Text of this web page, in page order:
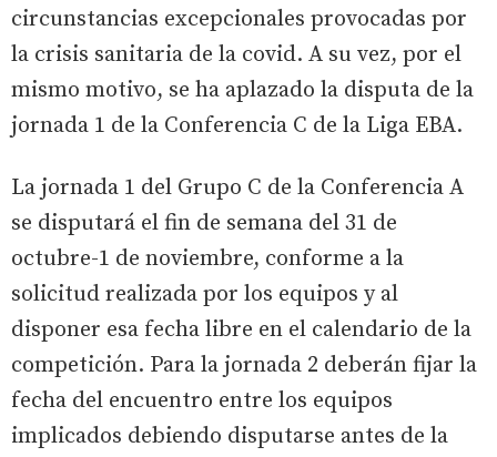
circunstancias excepcionales provocadas por
la crisis sanitaria de la covid. A su vez, por el
mismo motivo, se ha aplazado la disputa de la
jornada 1 de la Conferencia C de la Liga EBA.
La jornada 1 del Grupo C de la Conferencia A
se disputará el fin de semana del 31 de
octubre-1 de noviembre, conforme a la
solicitud realizada por los equipos y al
disponer esa fecha libre en el calendario de la
competición. Para la jornada 2 deberán fijar la
fecha del encuentro entre los equipos
implicados debiendo disputarse antes de la